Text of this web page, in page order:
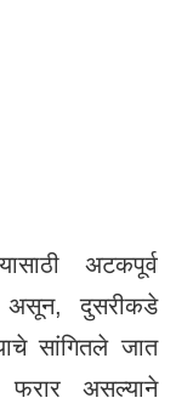
अटकपूर्व
असून, दुसरीकडे
सांगितले जात
असल्याने